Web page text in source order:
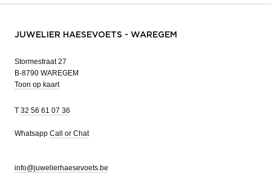
JUWELIER HAESEVOETS - WAREGEM
Stormestraat 27
B-8790 WAREGEM
Toon op kaart
T 32 56 61 07 36
Whatsapp Call or Chat
info@juwelierhaesevoets.be